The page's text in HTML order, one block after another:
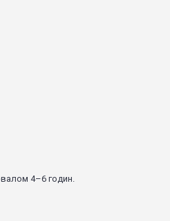
4–6 годин.